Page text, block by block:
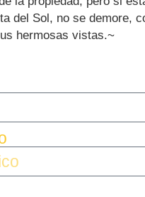
‌del Sol, no se ‌demore,
‌hermosas ‌vistas.~